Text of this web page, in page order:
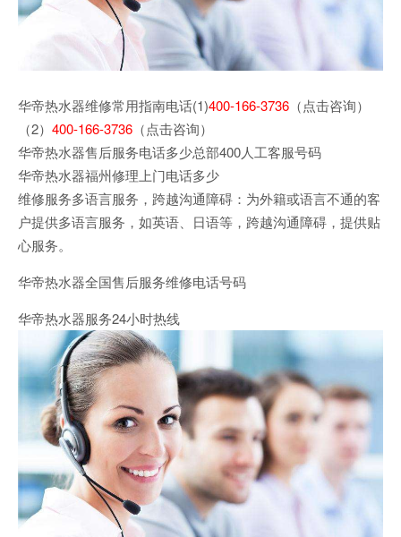
华帝热水器维修常用指南电话(1)400-166-3736 （点击咨询）
（2） 400-166-3736 （点击咨询）
华帝热水器售后服务电话多少总部400人工客服号码
华帝热水器福州修理上门电话多少
维修服务多语言服务，跨越沟通障碍：为外籍或语言不通的客
户提供多语言服务，如英语、日语等，跨越沟通障碍，提供贴
心服务。
华帝热水器全国售后服务维修电话号码
华帝热水器服务24小时热线